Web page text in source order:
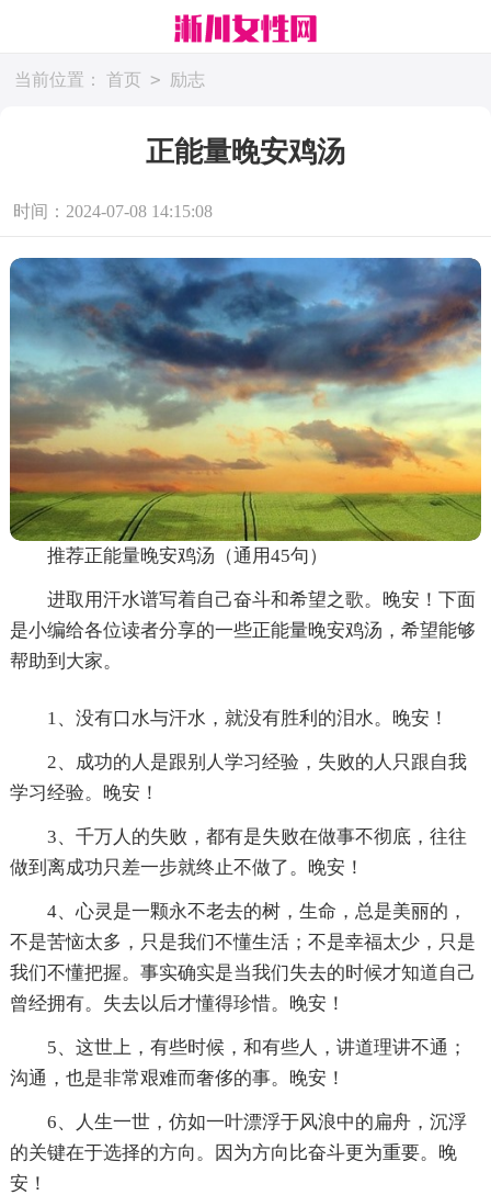
当前位置： 首页 > 励志
正能量晚安鸡汤
时间：2024-07-08 14:15:08
推荐正能量晚安鸡汤（通用45句）
进取用汗水谱写着自己奋斗和希望之歌。晚安！下面
是小编给各位读者分享的一些正能量晚安鸡汤，希望能够
帮助到大家。
1、没有口水与汗水，就没有胜利的泪水。晚安！
2、成功的人是跟别人学习经验，失败的人只跟自我
学习经验。晚安！
3、千万人的失败，都有是失败在做事不彻底，往往
做到离成功只差一步就终止不做了。晚安！
4、心灵是一颗永不老去的树，生命，总是美丽的，
不是苦恼太多，只是我们不懂生活；不是幸福太少，只是
我们不懂把握。事实确实是当我们失去的时候才知道自己
曾经拥有。失去以后才懂得珍惜。晚安！
5、这世上，有些时候，和有些人，讲道理讲不通；
沟通，也是非常艰难而奢侈的事。晚安！
6、人生一世，仿如一叶漂浮于风浪中的扁舟，沉浮
的关键在于选择的方向。因为方向比奋斗更为重要。晚
安！